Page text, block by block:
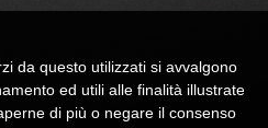
da questo utilizzati si avvalgono
ed utili alle finalità illustrate
di più o negare il consenso